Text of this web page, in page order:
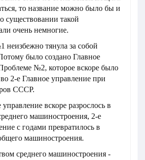
то название можно было бы и
существовании такой
очень немногие.
тянула за собой
было создано Главное
№2, которое вскоре было
2-е Главное управление при
СССР.
вскоре разрослось в
машиностроения, 2-е
с годами превратилось в
машиностроения.
среднего машиностроения -